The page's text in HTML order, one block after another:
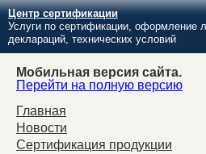
Центр сертификации
Услуги по сертификации, оформление
деклараций, технических условий
Мобильная версия сайта.
Перейти на полную версию
Главная
Новости
Сертификация продукции